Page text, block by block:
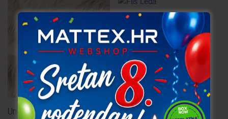
Umjetno krzno
Flis Leda
8,60€ uključ. PDV po metru